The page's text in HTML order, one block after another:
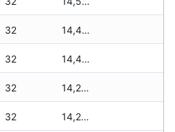
32 14,445 zł
32 14,405 zł
32 14,285 zł
32 14,285 zł